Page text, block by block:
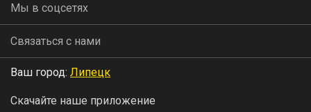
Мы в соцсетях
Связаться с нами
Ваш город: Липецк
Скачайте наше приложение